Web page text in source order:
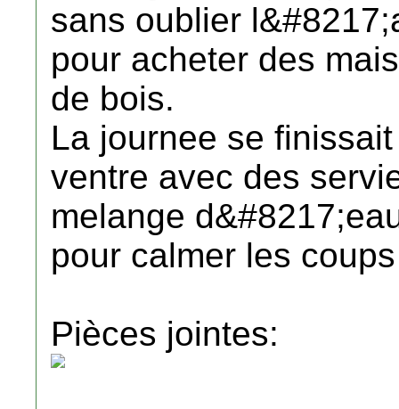
sans oublier
pour acheter des
de bois.
La journee se
ventre avec des
melange
pour calmer les
Pièces jointes: